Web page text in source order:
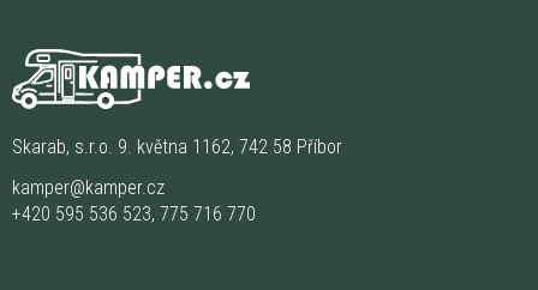
Skarab, s.r.o. 9. května 1162, 742 58 Příbor
kamper@kamper.cz
+420 595 536 523, 775 716 770